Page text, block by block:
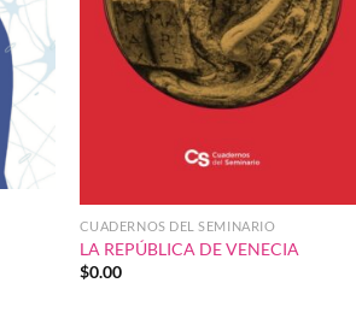
CUADERNOS DEL SEMINARIO
LA REPÚBLICA DE VENECIA
$0.00